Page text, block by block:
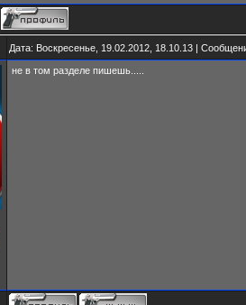
Дата: Воскресенье, 19.02.2012, 18.10.13 |
не в том разделе пишешь.....